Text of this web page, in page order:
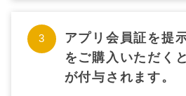
アプリ会員証を提
をご購入いただく
が付与されます。